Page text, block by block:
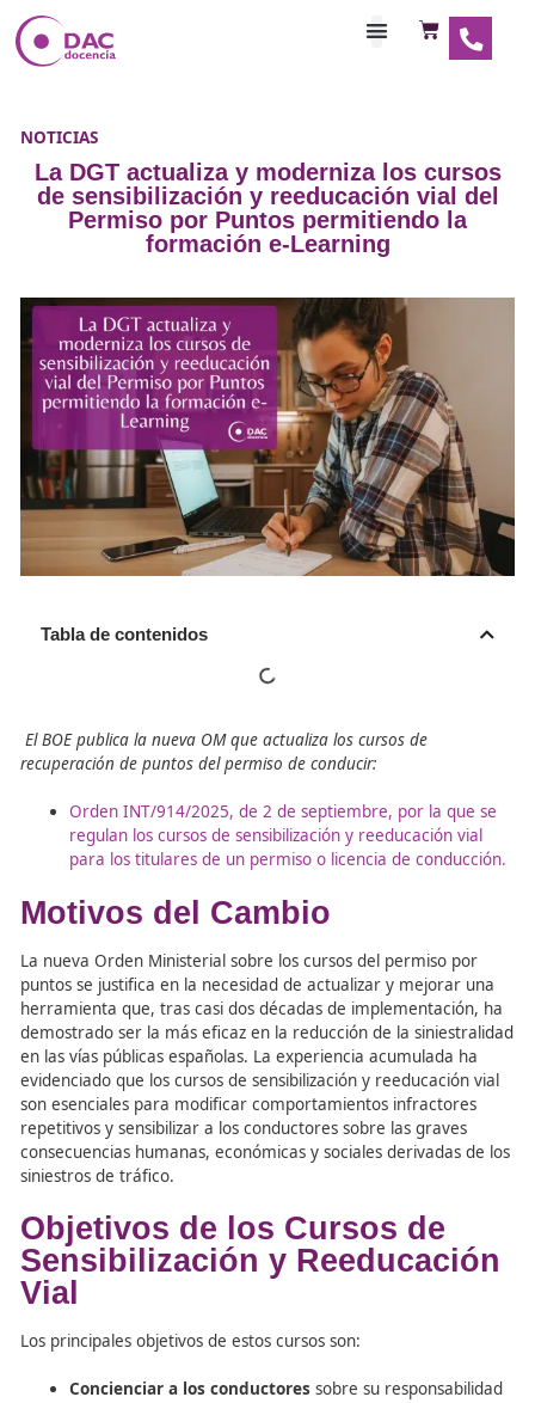
NOTICIAS
La DGT actualiza y moderniza los
de sensibilización y reeducación
Permiso por Puntos permitiendo
Tabla de contenidos
El BOE publica la nueva OMque actualiza los cursos de
recuperación de puntos del permiso de conducir:
Orden INT/914/2025, de 2 de septiembre, por la
regulan los cursos de sensibilización y
para los titulares de un permiso o licencia de
Motivos del Cambio
La nueva Orden Ministerial sobre los cursos del permiso
puntos se justifica en la necesidad de actualizar y
demostrado ser la más eficaz en la reducción de la
en las vías públicas españolas. La experiencia
evidenciado que los cursos de sensibilización y
son esenciales para modificar comportamientos
repetitivos y sensibilizar a los conductores sobre las
consecuencias humanas, económicas y sociales
siniestros de tráfico.